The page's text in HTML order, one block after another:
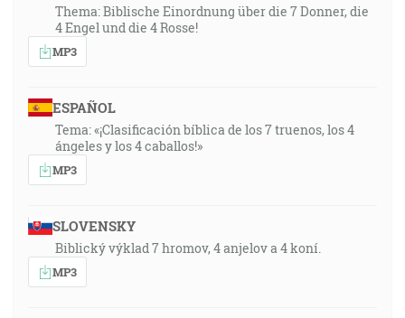
Thema: Biblische Einordnung über die 7 Donner, die
4 Engel und die 4 Rosse!
MP3
ESPAÑOL
Tema: «¡Clasificación bíblica de los 7 truenos, los 4
ángeles y los 4 caballos!»
MP3
SLOVENSKY
Biblický výklad 7 hromov, 4 anjelov a 4 koní.
MP3